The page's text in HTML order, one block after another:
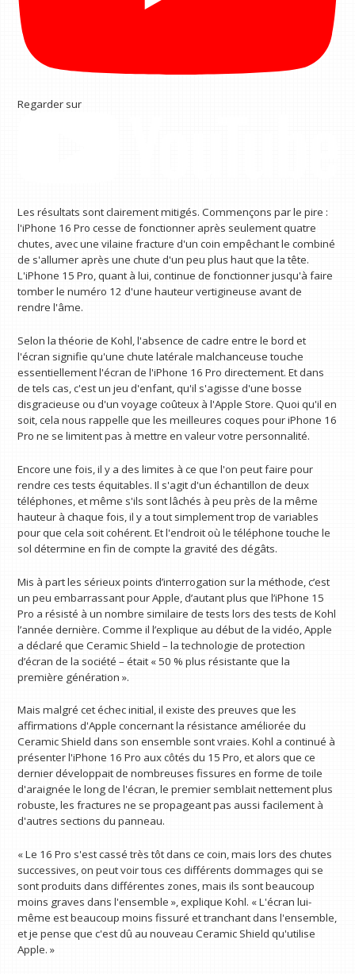
Regarder sur
Les résultats sont clairement mitigés. Commençons par le pire :
l'iPhone 16 Pro cesse de fonctionner après seulement quatre
chutes, avec une vilaine fracture d'un coin empêchant le combiné
de s'allumer après une chute d'un peu plus haut que la tête.
L'iPhone 15 Pro, quant à lui, continue de fonctionner jusqu'à faire
tomber le numéro 12 d'une hauteur vertigineuse avant de
rendre l'âme.
Selon la théorie de Kohl, l'absence de cadre entre le bord et
l'écran signifie qu'une chute latérale malchanceuse touche
essentiellement l'écran de l'iPhone 16 Pro directement. Et dans
de tels cas, c'est un jeu d'enfant, qu'il s'agisse d'une bosse
disgracieuse ou d'un voyage coûteux à l'Apple Store. Quoi qu'il en
soit, cela nous rappelle que les meilleures coques pour iPhone 16
Pro ne se limitent pas à mettre en valeur votre personnalité.
Encore une fois, il y a des limites à ce que l'on peut faire pour
rendre ces tests équitables. Il s'agit d'un échantillon de deux
téléphones, et même s'ils sont lâchés à peu près de la même
hauteur à chaque fois, il y a tout simplement trop de variables
pour que cela soit cohérent. Et l'endroit où le téléphone touche le
sol détermine en fin de compte la gravité des dégâts.
Mis à part les sérieux points d’interrogation sur la méthode, c’est
un peu embarrassant pour Apple, d’autant plus que l’iPhone 15
Pro a résisté à un nombre similaire de tests lors des tests de Kohl
l’année dernière. Comme il l’explique au début de la vidéo, Apple
a déclaré que Ceramic Shield – la technologie de protection
d’écran de la société – était « 50 % plus résistante que la
première génération ».
Mais malgré cet échec initial, il existe des preuves que les
affirmations d'Apple concernant la résistance améliorée du
Ceramic Shield dans son ensemble sont vraies. Kohl a continué à
présenter l'iPhone 16 Pro aux côtés du 15 Pro, et alors que ce
dernier développait de nombreuses fissures en forme de toile
d'araignée le long de l'écran, le premier semblait nettement plus
robuste, les fractures ne se propageant pas aussi facilement à
d'autres sections du panneau.
« Le 16 Pro s'est cassé très tôt dans ce coin, mais lors des chutes
successives, on peut voir tous ces différents dommages qui se
sont produits dans différentes zones, mais ils sont beaucoup
moins graves dans l'ensemble », explique Kohl. « L'écran lui-
même est beaucoup moins fissuré et tranchant dans l'ensemble,
et je pense que c'est dû au nouveau Ceramic Shield qu'utilise
Apple. »